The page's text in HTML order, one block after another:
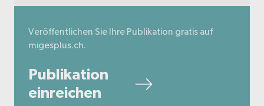
Veröffentlichen Sie Ihre Publikation gratis auf
migesplus.ch.
Publikation
einreichen